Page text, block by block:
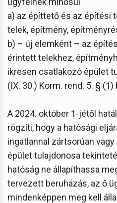
a) az építtető és az építési
telek, építmény,
b) – új elemként – az
érintett telekhez,
ikresen csatlakozó épület
(IX. 30.) Korm. rend. 5. § (1)
A 2024. október 1-jétől
rögzíti, hogy a hatósági
ingatlannal zártsorúan
épület tulajdonosa
hatóság ne állapíthassa
tervezett beruházás, az ő
mindenképpen meg kell